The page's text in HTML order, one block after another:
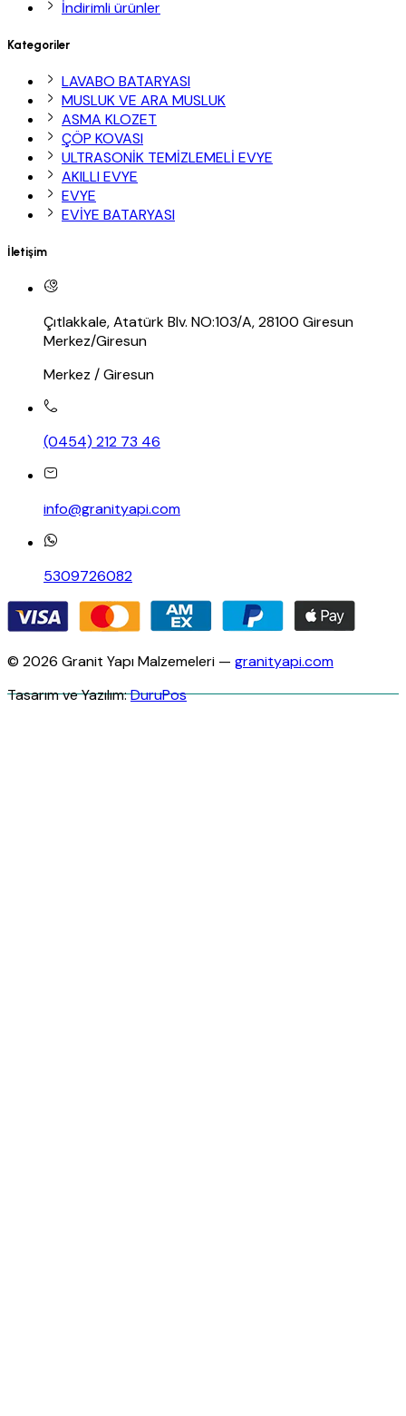
İndirimli ürünler
Kategoriler
LAVABO BATARYASI
MUSLUK VE ARA MUSLUK
ASMA KLOZET
ÇÖP KOVASI
ULTRASONİK TEMİZLEMELİ EVYE
AKILLI EVYE
EVYE
EVİYE BATARYASI
İletişim
Çıtlakkale, Atatürk Blv. NO:103/A, 28100 Giresun
Merkez/Giresun
Merkez / Giresun
(0454) 212 73 46
info@granityapi.com
5309726082
© 2026 Granit Yapı Malzemeleri — granityapi.com
Tasarım ve Yazılım:DuruPos